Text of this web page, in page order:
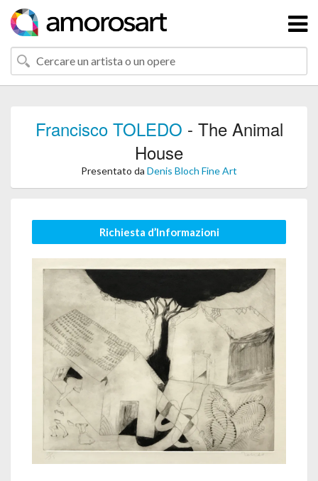
Francisco TOLEDO - The Animal
House
Presentato da Denis Bloch Fine Art
Richiesta d’Informazioni